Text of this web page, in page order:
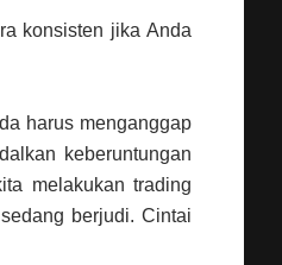
konsisten jika Anda
harus menganggap
keberuntungan
melakukan trading
berjudi. Cintai